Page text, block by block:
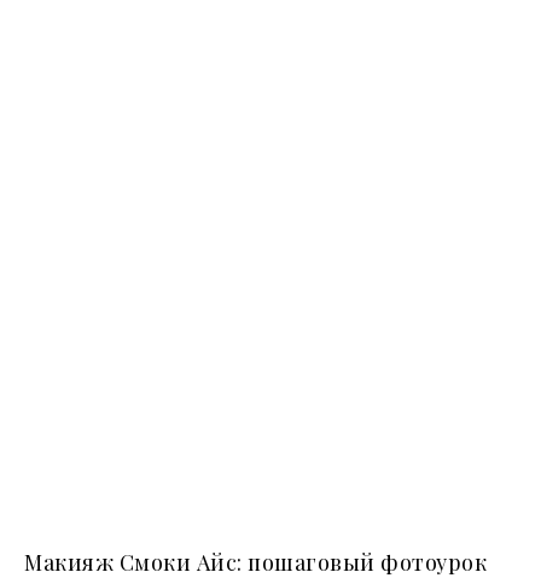
Макияж Смоки Айс: пошаговый фотоурок